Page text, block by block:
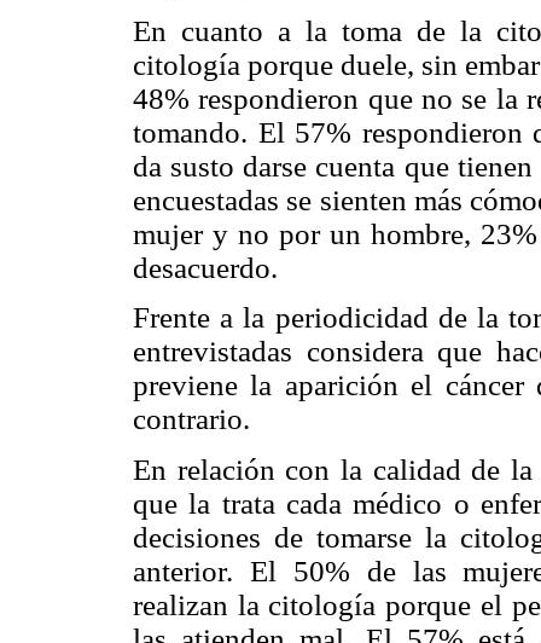
En cuanto a la toma de la
citología porque duele, sin
48% respondieron que no se la
tomando. El 57% respondieron
da susto darse cuenta que
encuestadas se sienten más
mujer y no por un hombre,
desacuerdo.
Frente a la periodicidad de la
entrevistadas considera que
previene la aparición el
contrario.
En relación con la calidad de
que la trata cada médico o
decisiones de tomarse la
anterior. El 50% de las
realizan la citología porque el